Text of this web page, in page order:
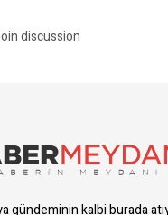
discussion
gündeminin kalbi burada